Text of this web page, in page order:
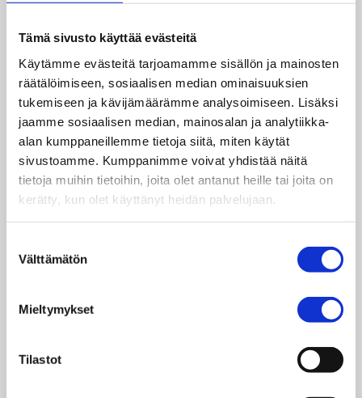
Tämä sivusto käyttää evästeitä
Käytämme evästeitä tarjoamamme sisällön ja mainosten
räätälöimiseen, sosiaalisen median ominaisuuksien
tukemiseen ja kävijämäärämme analysoimiseen. Lisäksi
jaamme sosiaalisen median, mainosalan ja analytiikka-
alan kumppaneillemme tietoja siitä, miten käytät
sivustoamme. Kumppanimme voivat yhdistää näitä
tietoja muihin tietoihin, joita olet antanut heille tai joita on
kerätty, kun olet käyttänyt heidän palvelujaan.
valinta
Välttämätön
Mieltymykset
Tilastot
medborgarskap i såväl Finland som
utvecklingsländer. Under programperioden
2022 –2025 verkar man i Guatemala, Kenya,
Malawi, Nepal, Zambia och Sierra Leone. Ett nytt
projekt börjar med en gammal
samarbetsorganisation i Mosambik.Dagsverke
rf:s utvecklingssamarbeten görs i form av
partnerskap: utvecklingsprojekten förverkligas
inte själva, utan politiskt obundna
medborgarorganisationer som känner till de
lokala förhållandena ansvarar för projektets
programmet redskap att växa till solidariska och
toleranta medborgare. Dagsverke rf kombinerar
och utvecklingskommunikation. Arbetet sker